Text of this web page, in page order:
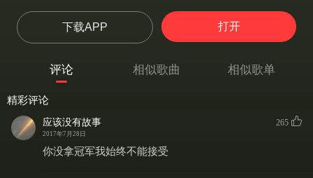
我要看着你梳妆
这夜的风儿吹
吹得心痒痒 我的姑娘
送你 美丽的衣裳
你在何方 眼看天亮
下载APP 打开
评论 相似歌曲 相似歌单
精彩评论
应该没有故事
2017年7月28日
265
你没拿冠军我始终不能接受